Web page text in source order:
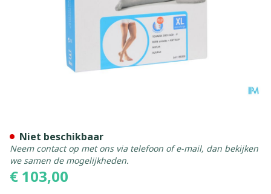
€ 103,00
Niet beschikbaar
Neem contact op met ons via telefoon of e-mail, dan bekijken
we samen de mogelijkheden.